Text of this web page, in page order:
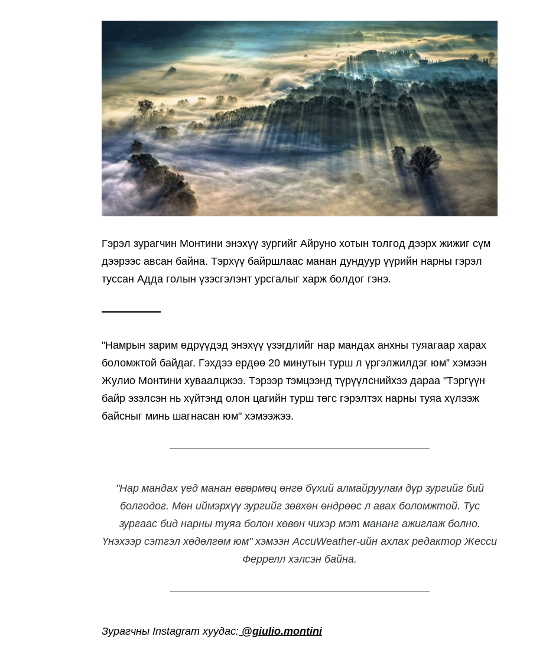
Гэрэл зурагчин Монтини энэхүү зургийг Айруно хотын толгод дээрх жижиг сүм
дээрээс авсан байна. Тэрхүү байршлаас манан дундуур үүрийн нарны гэрэл
туссан Адда голын үзэсгэлэнт урсгалыг харж болдог гэнэ.
"Намрын зарим өдрүүдэд энэхүү үзэгдлийг нар мандах анхны туяагаар харах
боломжтой байдаг. Гэхдээ ердөө 20 минутын турш л үргэлжилдэг юм” хэмээн
Жулио Монтини хуваалцжээ. Тэрээр тэмцээнд түрүүлснийхээ дараа "Тэргүүн
байр эзэлсэн нь хүйтэнд олон цагийн турш төгс гэрэлтэх нарны туяа хүлээж
байсныг минь шагнасан юм" хэмээжээ.
"Нар мандах үед манан өвөрмөц өнгө бүхий алмайруулам дүр зургийг бий
болгодог. Мөн иймэрхүү зургийг зөвхөн өндрөөс л авах боломжтой. Тус
зургаас бид нарны туяа болон хөвөн чихэр мэт мананг ажиглаж болно.
Үнэхээр сэтгэл хөдөлгөм юм" хэмээн AccuWeather-ийн ахлах редактор Жесси
Феррелл хэлсэн байна.
Зурагчны Instagram хуудас: @giulio.montini